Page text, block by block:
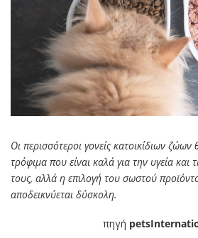
Οι περισσότεροι γονείς κατοικίδιων
τρόφιμα που είναι καλά για την υγεία
τους, αλλά η επιλογή του σωστού
αποδεικνύεται δύσκολη.
πηγή